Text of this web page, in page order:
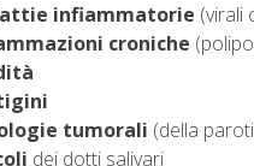
infiammatorie (virali
croniche
tumorali (della
dei dotti salivari